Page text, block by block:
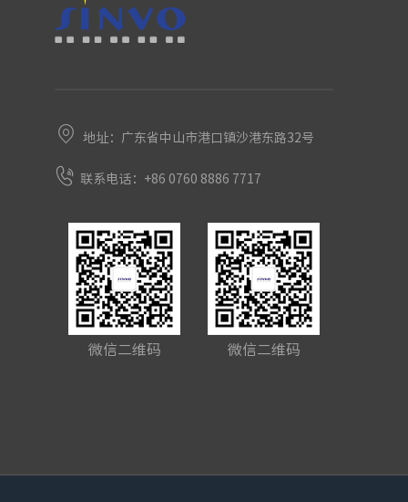
地址：广东省中山市港口镇沙港东路32号
联系电话：+86 0760 8886 7717
微信二维码 微信二维码